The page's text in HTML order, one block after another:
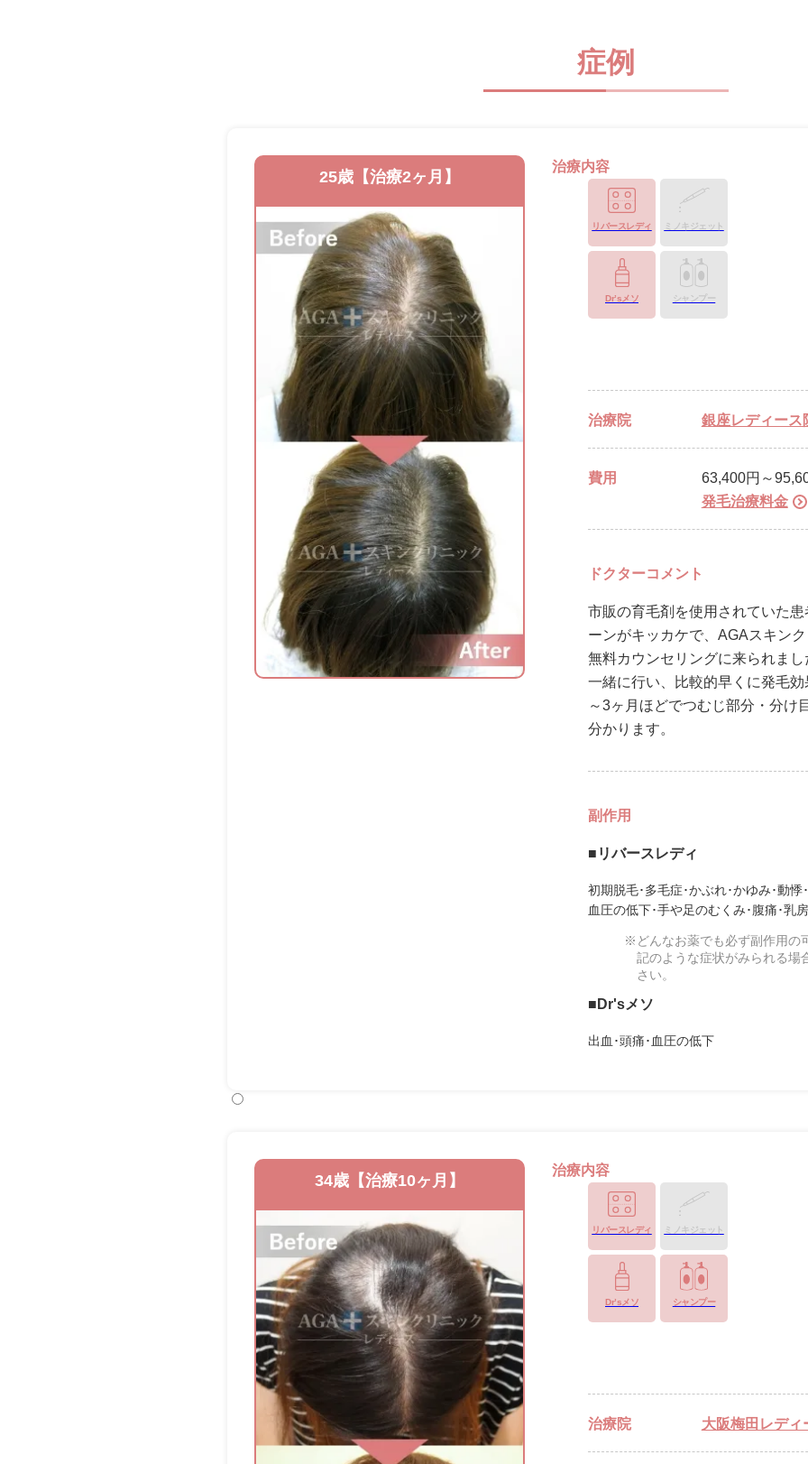
症例
25歳【治療2ヶ月】
治療内容
リバースレディ ミノキジェット
Dr’sメソ シャンプー
治療院 銀座レディース
費用
63,400円～
発毛治療料金
ドクターコメント
市販の育毛剤を使用されていた
ーンがキッカケで、AGAスキン
無料カウンセリングに来られま
一緒に行い、比較的早くに発毛
～3ヶ月ほどでつむじ部分・分け
分かります。
副作用
■リバースレディ
初期脱毛･多毛症･かぶれ･かゆみ･動
血圧の低下･手や足のむくみ･腹痛･乳
どんなお薬でも必ず副作用の
記のような症状がみられる場
さい。
■Dr'sメソ
出血･頭痛･血圧の低下
34歳【治療10ヶ月】
治療内容
リバースレディ ミノキジェット
Dr’sメソ シャンプー
治療院 大阪梅田レディ